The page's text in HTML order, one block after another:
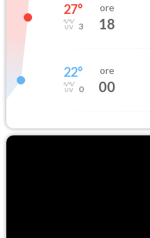
27°
3
ore
18
22°
0
ore
00